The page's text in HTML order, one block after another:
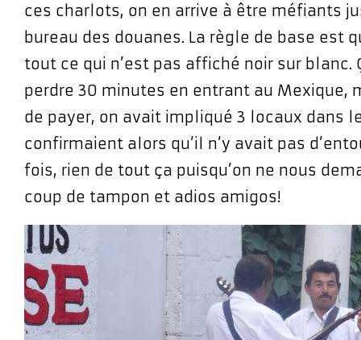
ces charlots, on en arrive à être méfiants
bureau des douanes. La règle de base est
tout ce qui n’est pas affiché noir sur blanc.
perdre 30 minutes en entrant au Mexique,
de payer, on avait impliqué 3 locaux dans
confirmaient alors qu’il n’y avait pas
fois, rien de tout ça puisqu’on ne nous
coup de tampon et adios amigos!